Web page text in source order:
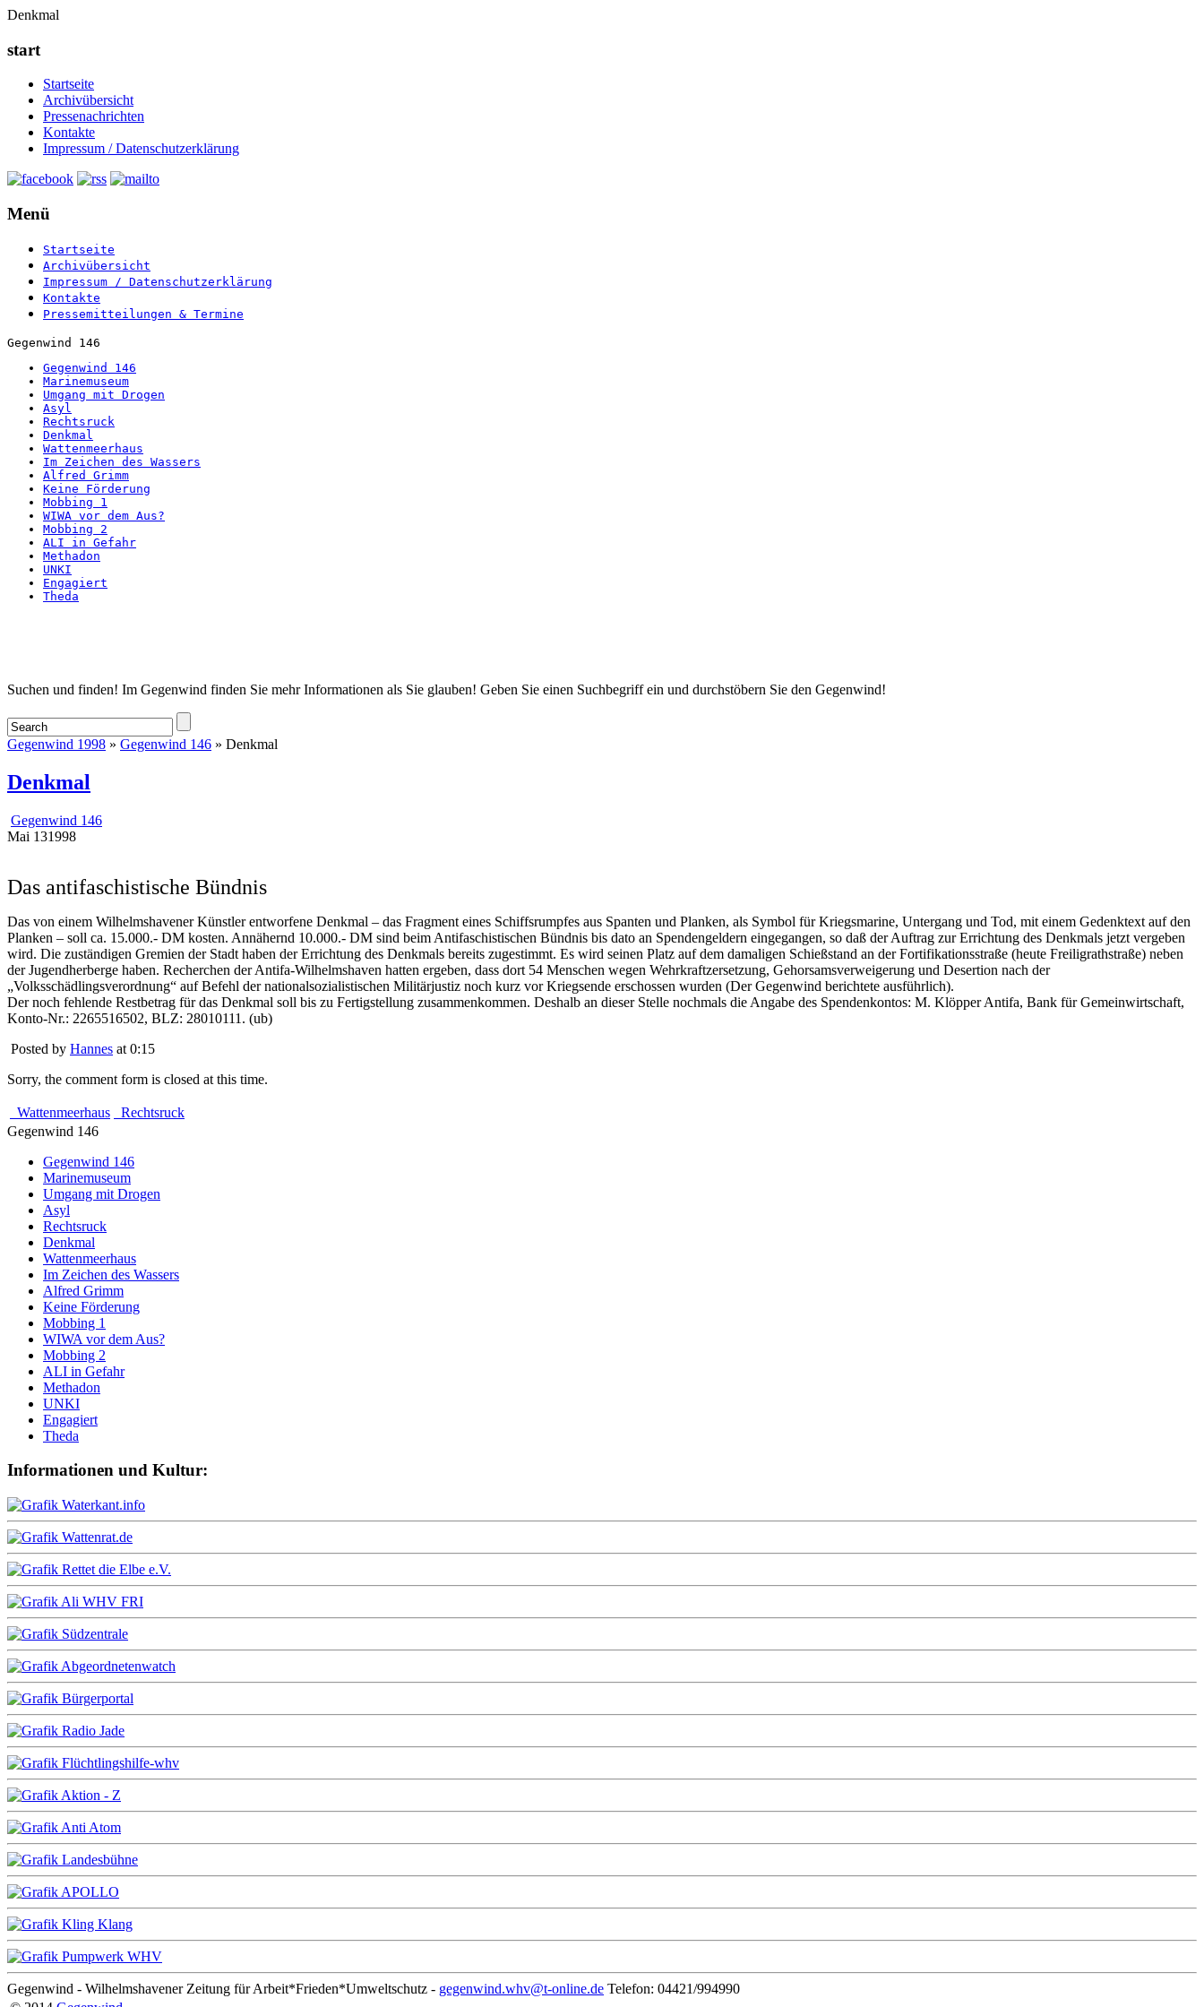
Denkmal
start
Startseite
Archivübersicht
Pressenachrichten
Kontakte
Impressum / Datenschutzerklärung
Menü
Startseite
Archivübersicht
Impressum / Datenschutzerklärung
Kontakte
Pressemitteilungen & Termine
Gegenwind 146
Gegenwind 146
Marinemuseum
Umgang mit Drogen
Asyl
Rechtsruck
Denkmal
Wattenmeerhaus
Im Zeichen des Wassers
Alfred Grimm
Keine Förderung
Mobbing 1
WIWA vor dem Aus?
Mobbing 2
ALI in Gefahr
Methadon
UNKI
Engagiert
Theda
Startseite
Suchen und finden! Im Gegenwind finden Sie mehr Informationen als Sie glauben! Geben Sie einen Suchbegriff ein und durchstöbern Sie den Gegenwind!
Gegenwind 1998 » Gegenwind 146 » Denkmal
Denkmal
Gegenwind 146
Mai 131998
Das antifaschistische Bündnis
Das von einem Wilhelmshavener Künstler entworfene Denkmal – das Fragment eines Schiffsrumpfes aus Spanten und Planken, als Symbol für Kriegsmarine, Untergang und Tod, mit einem Gedenktext auf den
Planken – soll ca. 15.000.- DM kosten. Annähernd 10.000.- DM sind beim Antifaschistischen Bündnis bis dato an Spendengeldern eingegangen, so daß der Auftrag zur Errichtung des Denkmals jetzt vergeben
wird. Die zuständigen Gremien der Stadt haben der Errichtung des Denkmals bereits zugestimmt. Es wird seinen Platz auf dem damaligen Schießstand an der Fortifikationsstraße (heute Freiligrathstraße) neben
der Jugendherberge haben. Recherchen der Antifa-Wilhelmshaven hatten ergeben, dass dort 54 Menschen wegen Wehrkraftzersetzung, Gehorsamsverweigerung und Desertion nach der
„Volksschädlingsverordnung“ auf Befehl der nationalsozialistischen Militärjustiz noch kurz vor Kriegsende erschossen wurden (Der Gegenwind berichtete ausführlich).
Der noch fehlende Restbetrag für das Denkmal soll bis zu Fertigstellung zusammenkommen. Deshalb an dieser Stelle nochmals die Angabe des Spendenkontos: M. Klöpper Antifa, Bank für Gemeinwirtschaft,
Konto-Nr.: 2265516502, BLZ: 28010111. (ub)
Posted by Hannes at 0:15
Sorry, the comment form is closed at this time.
Wattenmeerhaus
Rechtsruck
Gegenwind 146
Gegenwind 146
Marinemuseum
Umgang mit Drogen
Asyl
Rechtsruck
Denkmal
Wattenmeerhaus
Im Zeichen des Wassers
Alfred Grimm
Keine Förderung
Mobbing 1
WIWA vor dem Aus?
Mobbing 2
ALI in Gefahr
Methadon
UNKI
Engagiert
Theda
Informationen und Kultur:
Gegenwind - Wilhelmshavener Zeitung für Arbeit*Frieden*Umweltschutz - gegenwind.whv@t-online.de Telefon: 04421/994990